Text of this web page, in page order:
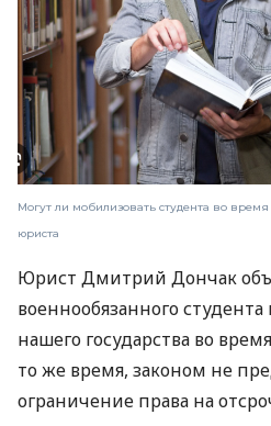
Могут ли мобилизовать студента во
юриста
Юрист Дмитрий Дончак
военнообязанного
нашего государства во
то же время, законом не
ограничение права на